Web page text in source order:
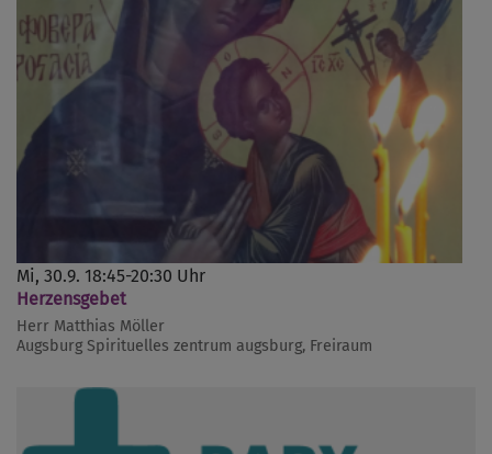
Mi, 30.9. 18:45-20:30 Uhr
Herzensgebet
Herr Matthias Möller
Augsburg Spirituelles zentrum augsburg, Freiraum